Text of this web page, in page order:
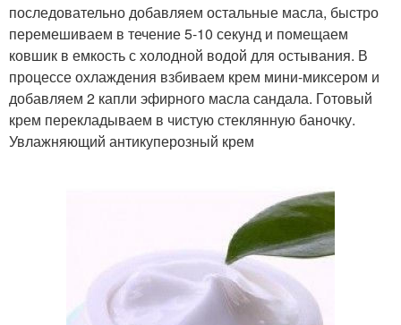
последовательно добавляем остальные масла, быстро
перемешиваем в течение 5-10 секунд и помещаем
ковшик в емкость с холодной водой для остывания. В
процессе охлаждения взбиваем крем мини-миксером и
добавляем 2 капли эфирного масла сандала. Готовый
крем перекладываем в чистую стеклянную баночку.
Увлажняющий антикуперозный крем